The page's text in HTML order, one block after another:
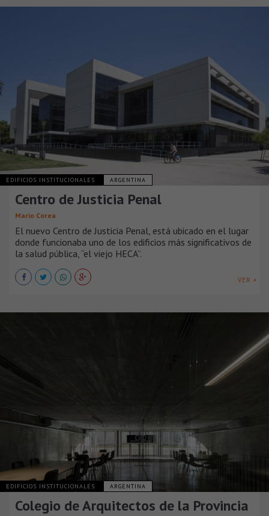
EDIFICIOS INSTITUCIONALES ARGENTINA
Centro de Justicia Penal
Mario Corea
El nuevo Centro de Justicia Penal, está ubicado en el lugar
donde funcionaba uno de los edificios más significativos de
la salud pública, “el viejo HECA”.
VER +
EDIFICIOS INSTITUCIONALES ARGENTINA
Colegio de Arquitectos de la Provincia